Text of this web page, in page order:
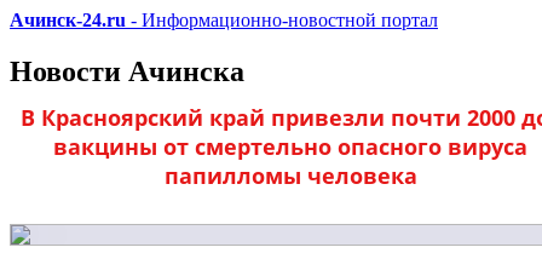
Ачинск-24.ru - Информационно-новостной портал
Новости Ачинска
В Красноярский край привезли почти 2000
вакцины от смертельно опасного вируса
папилломы человека